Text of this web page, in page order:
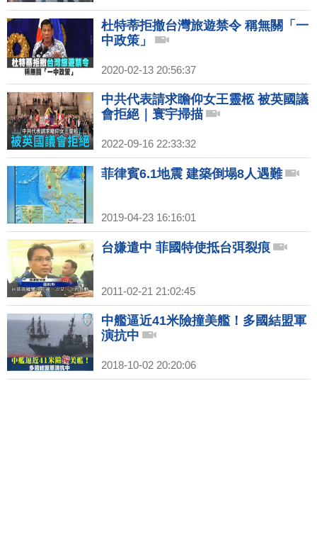
杜特蒂拒撤台灣旅遊禁令 稱無關「一
中政策」
2020-02-13 20:56:37
中共代表請求瞻仰女王靈柩 被英國議
會拒絕｜寰宇掃描
2022-09-16 22:33:32
菲律賓6.1地震 建築倒塌8人遇難
2019-04-23 16:16:01
台嫌遣中 菲國特使抵台弭裂痕
2011-02-21 21:02:45
中艦逼近41米險撞美艦！多國結盟軍
演抗中
2018-10-02 20:20:06